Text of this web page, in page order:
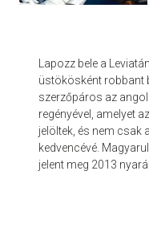
Lapozz bele a
üstökösként robbant
szerzőpáros az
regényével, amelyet
jelöltek, és nem csak
kedvencévé.
jelent meg 2013